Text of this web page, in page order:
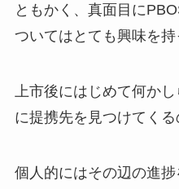
ともかく、真面目に
ついてはとても興味を持
上市後にはじめて何か
に提携先を見つけてくる
個人的にはその辺の進